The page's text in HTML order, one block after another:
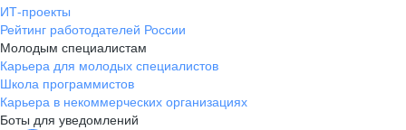
ИТ-проекты
Рейтинг работодателей России
Молодым специалистам
Карьера для молодых специалистов
Школа программистов
Карьера в некоммерческих организациях
Боты для уведомлений